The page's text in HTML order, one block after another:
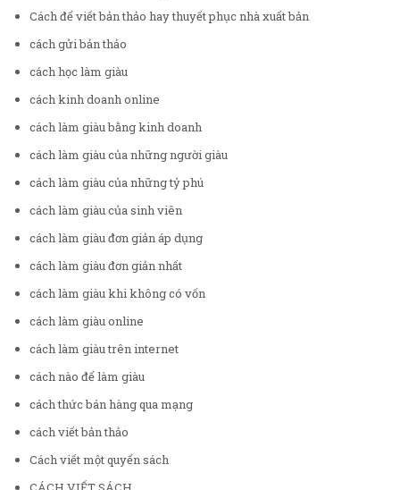
Cách để viết bản thảo hay thuyết phục nhà xuất bản
cách gửi bản thảo
cách học làm giàu
cách kinh doanh online
cách làm giàu bằng kinh doanh
cách làm giàu của những người giàu
cách làm giàu của những tỷ phú
cách làm giàu của sinh viên
cách làm giàu đơn giản áp dụng
cách làm giàu đơn giản nhất
cách làm giàu khi không có vốn
cách làm giàu online
cách làm giàu trên internet
cách nào để làm giàu
cách thức bán hàng qua mạng
cách viết bản thảo
Cách viết một quyển sách